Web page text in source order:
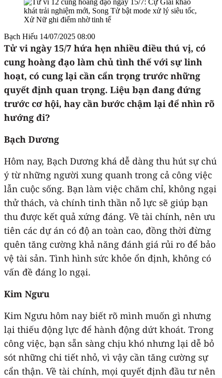
Bạch Hiếu 14/07/2025 08:00
Tử vi ngày15/7 hứa hẹn nhiều điều thú vị, có
cung hoàng đạo làm chủ tình thế với sự linh
hoạt, có cung lại cần cẩn trọng trước những
quyết định quan trọng. Liệu bạn đang đứng
trước cơ hội, hay cần bước chậm lại để nhìn rõ
hướng đi?
Bạch Dương
Hôm nay, Bạch Dương khá dễ dàng thu hút sự chú
ý từ những người xung quanh trong cả công việc
lẫn cuộc sống. Bạn làm việc chăm chỉ, không ngại
thử thách, và chính tinh thần nỗ lực sẽ giúp bạn
thu được kết quả xứng đáng. Về tài chính, nên ưu
tiên các dự án có độ an toàn cao, đồng thời đừng
quên tăng cường khả năng đánh giá rủi ro để bảo
vệ tài sản. Tình hình sức khỏe ổn định, không có
vấn đề đáng lo ngại.
Kim Ngưu
Kim Ngưu hôm nay biết rõ mình muốn gì nhưng
lại thiếu động lực để hành động dứt khoát. Trong
công việc, bạn sẵn sàng chịu khó nhưng lại dễ bỏ
sót những chi tiết nhỏ, vì vậy cần tăng cường sự
cẩn thận. Về tài chính, mọi quyết định đầu tư nên